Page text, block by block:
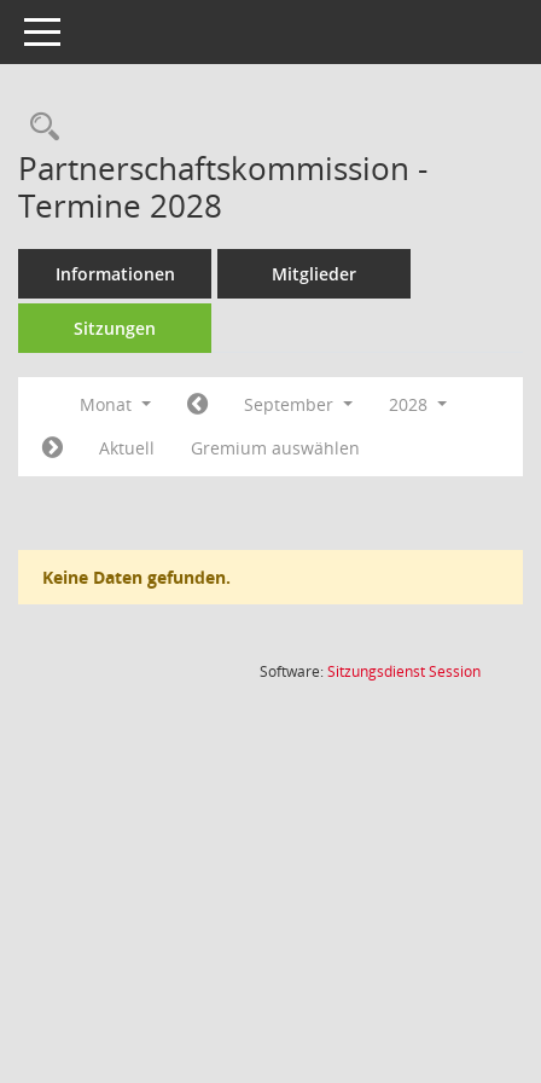
Toggle navigation
Rechercheauswahl
Partnerschaftskommission -
Termine 2028
Informationen Mitglieder
Sitzungen
Monat September
2028
Aktuell
Gremium auswählen
Keine Daten gefunden.
Software:SitzungsdienstSession(Wird in